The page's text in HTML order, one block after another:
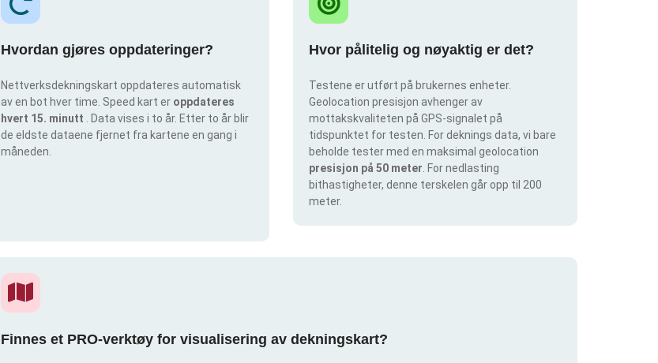
Hvordan gjøres oppdateringer?
Nettverksdekningskart oppdateres automatisk
av en bot hver time. Speed kart er oppdateres
hvert 15. minutt . Data vises i to år. Etter to år blir
de eldste dataene fjernet fra kartene en gang i
måneden.
Hvor pålitelig og nøyaktig er det?
Testene er utført på brukernes enheter.
Geolocation presisjon avhenger av
mottakskvaliteten på GPS-signalet på
tidspunktet for testen. For deknings data, vi bare
beholde tester med en maksimal geolocation
presisjon på 50 meter . For nedlasting
bithastigheter, denne terskelen går opp til 200
meter.
Finnes et PRO-verktøy for visualisering av dekningskart?